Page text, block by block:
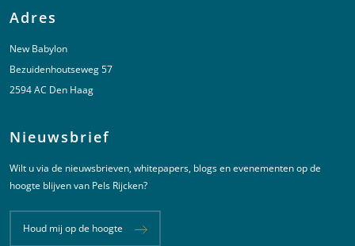
Adres
New Babylon
Bezuidenhoutseweg 57
2594 AC Den Haag
Nieuwsbrief
Wilt u via de nieuwsbrieven, whitepapers, blogs en evenementen op de
hoogte blijven van Pels Rijcken?
Houd mij op de hoogte